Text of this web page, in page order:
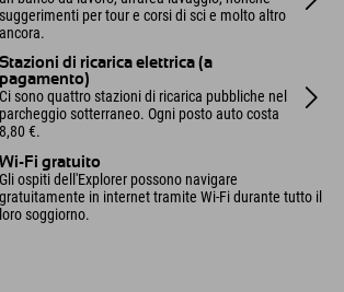
suggerimenti per tour e corsi di sci e molto altro
ancora.
Stazioni di ricarica elettrica (a
pagamento)
Ci sono quattro stazioni di ricarica pubbliche nel
parcheggio sotterraneo. Ogni posto auto costa
8,80 €.
Wi-Fi gratuito
Gli ospiti dell'Explorer possono navigare
gratuitamente in internet tramite Wi-Fi durante tutto il
loro soggiorno.